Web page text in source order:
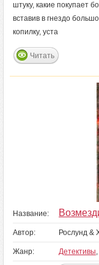
штуку, какие покупает
вставив в гнездо
копилку, уста
Читать
Название:
Автор: Рослунд &
Жанр: Детективы,